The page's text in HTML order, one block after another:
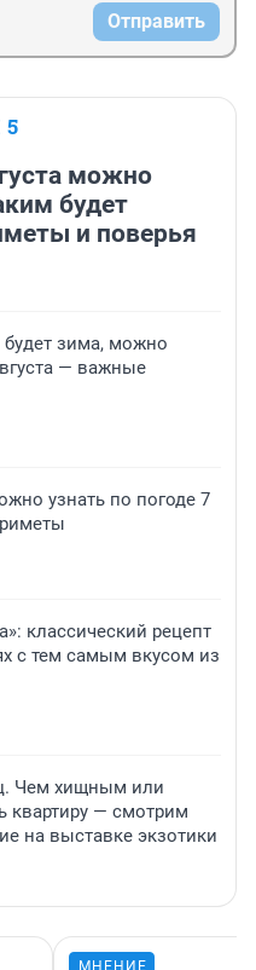
Отправить
можно
будет
и поверья
зима, можно
— важные
узнать по погоде 7
классический рецепт
с тем самым вкусом из
Чем хищным или
квартиру — смотрим
на выставке экзотики
МНЕНИЕ